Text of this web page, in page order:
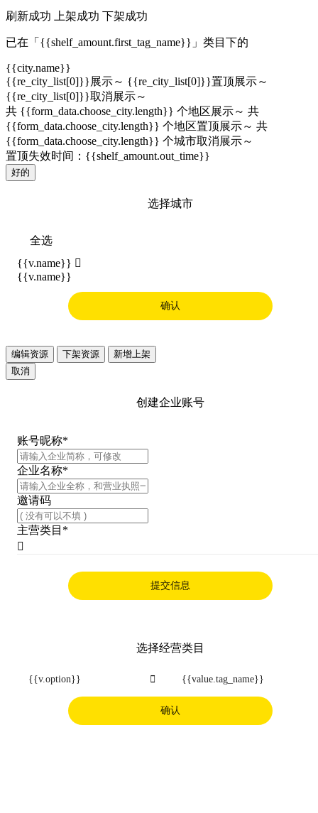
刷新成功 上架成功 下架成功
已在「{{shelf_amount.first_tag_name}}」类目下的
{{city.name}}
{{re_city_list[0]}}展示～ {{re_city_list[0]}}置顶展示～
{{re_city_list[0]}}取消展示～
共 {{form_data.choose_city.length}} 个地区展示～ 共
{{form_data.choose_city.length}} 个地区置顶展示～ 共
{{form_data.choose_city.length}} 个城市取消展示～
置顶失效时间：{{shelf_amount.out_time}}
好的
选择城市
全选
{{v.name}} 
{{v.name}}
确认
编辑资源 下架资源
新增上架
取消
创建企业账号
账号昵称*
企业名称*
邀请码
主营类目 *

提交信息
选择经营类目
{{v.option}}  {{value.tag_name}}
确认